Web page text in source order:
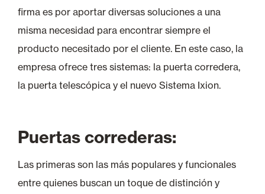
firma es por aportar diversas soluciones a una
misma necesidad para encontrar siempre el
producto necesitado por el cliente. En este caso, la
empresa ofrece tres sistemas: la puerta corredera,
la puerta telescópica y el nuevo Sistema Ixion.
Puertas correderas:
Las primeras son las más populares y funcionales
entre quienes buscan un toque de distinción y